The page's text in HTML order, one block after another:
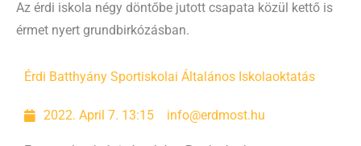
Az érdi iskola négy döntőbe jutott csapata közül kettő is
érmet nyert grundbirkózásban.
Érdi Batthyány Sportiskolai Általános Iskolaoktatás
2022. April 7. 13:15 info@erdmost.hu